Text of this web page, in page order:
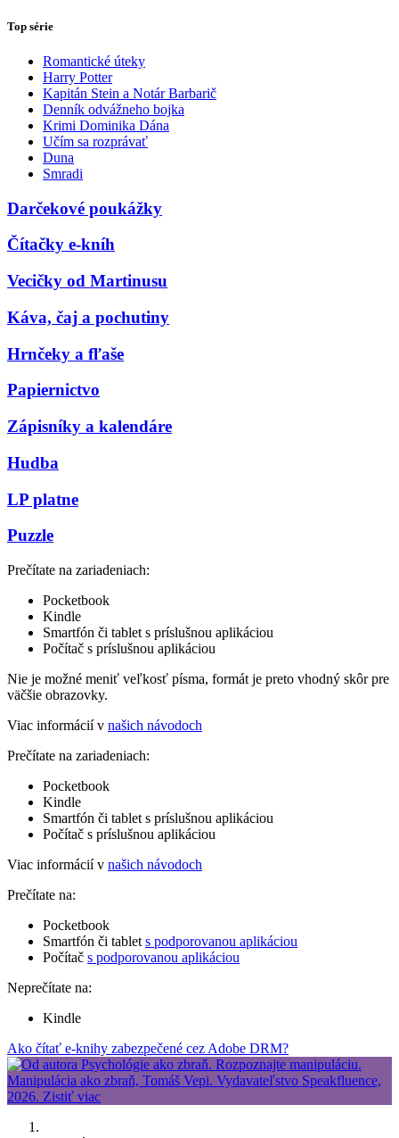
Top série
Romantické úteky
Harry Potter
Kapitán Stein a Notár Barbarič
Denník odvážneho bojka
Krimi Dominika Dána
Učím sa rozprávať
Duna
Smradi
Darčekové poukážky
Čítačky e-kníh
Vecičky od Martinusu
Káva, čaj a pochutiny
Hrnčeky a fľaše
Papiernictvo
Zápisníky a kalendáre
Hudba
LP platne
Puzzle
Prečítate na zariadeniach:
Pocketbook
Kindle
Smartfón či tablet s príslušnou aplikáciou
Počítač s príslušnou aplikáciou
Nie je možné meniť veľkosť písma, formát je preto vhodný skôr pre
väčšie obrazovky.
Viac informácií v našich návodoch
Prečítate na zariadeniach:
Pocketbook
Kindle
Smartfón či tablet s príslušnou aplikáciou
Počítač s príslušnou aplikáciou
Viac informácií v našich návodoch
Prečítate na:
Pocketbook
Smartfón či tablet s podporovanou aplikáciou
Počítač s podporovanou aplikáciou
Neprečítate na:
Kindle
Ako čítať e-knihy zabezpečené cez Adobe DRM?